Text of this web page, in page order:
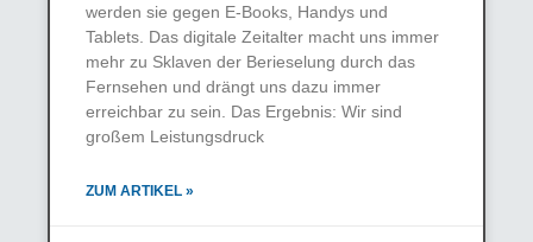
werden sie gegen E-Books, Handys und
Tablets. Das digitale Zeitalter macht uns immer
mehr zu Sklaven der Berieselung durch das
Fernsehen und drängt uns dazu immer
erreichbar zu sein. Das Ergebnis: Wir sind
großem Leistungsdruck
ZUM ARTIKEL »